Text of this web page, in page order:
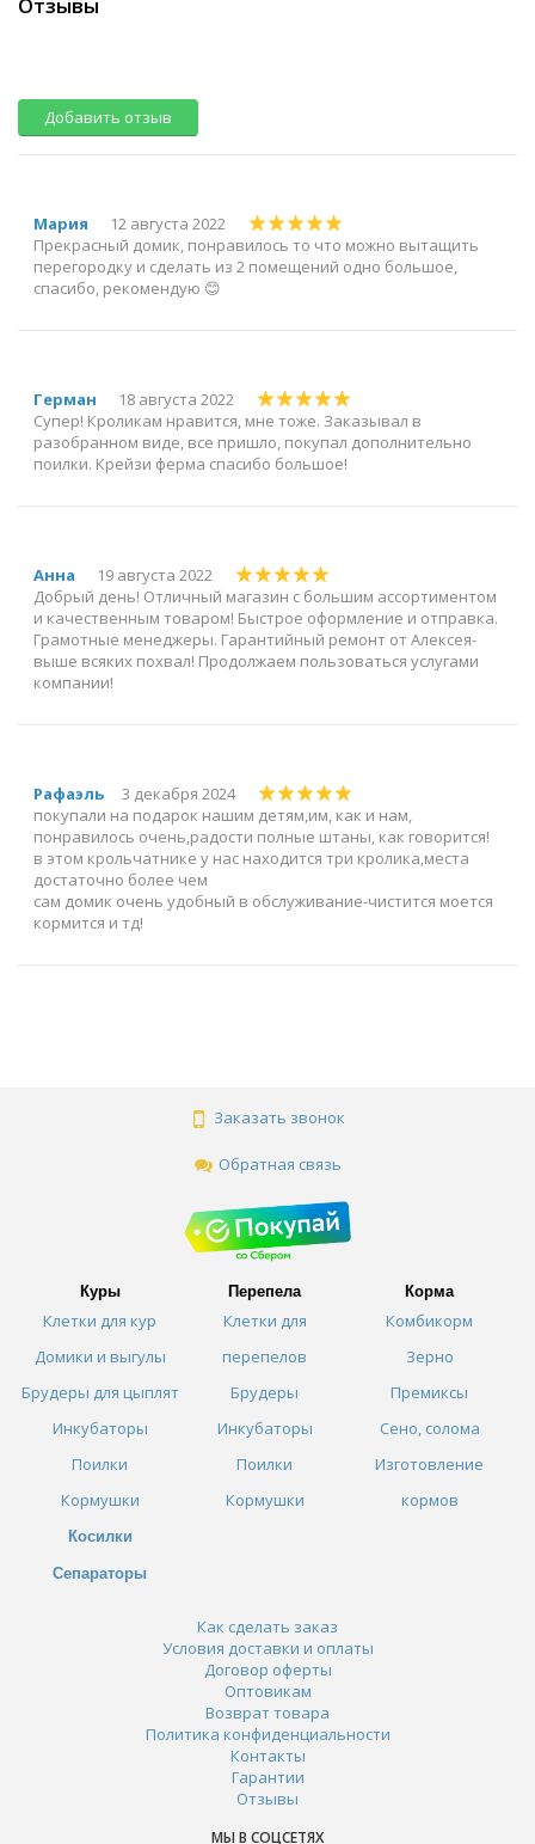
Добавить отзыв
Мария
12 августа 2022
Прекрасный домик, понравилось то что можно вытащить
перегородку и сделать из 2 помещений одно большое,
спасибо, рекомендую 😊
Герман
18 августа 2022
Супер! Кроликам нравится, мне тоже. Заказывал в
разобранном виде, все пришло, покупал дополнительно
поилки. Крейзи ферма спасибо большое!
Анна
19 августа 2022
Добрый день! Отличный магазин с большим ассортиментом
и качественным товаром! Быстрое оформление и отправка.
Грамотные менеджеры. Гарантийный ремонт от Алексея-
выше всяких похвал! Продолжаем пользоваться услугами
компании!
Рафаэль
3 декабря 2024
покупали на подарок нашим детям,им, как и нам,
понравилось очень,радости полные штаны, как говорится!
в этом крольчатнике у нас находится три кролика,места
достаточно более чем
сам домик очень удобный в обслуживание-чистится моется
кормится и тд!
Заказать звонок
Обратная связь
Куры
Клетки для кур
Домики и выгулы
Брудеры для цыплят
Инкубаторы
Поилки
Кормушки
Косилки
Сепараторы
Перепела
Клетки для
перепелов
Брудеры
Инкубаторы
Поилки
Кормушки
Корма
Комбикорм
Зерно
Премиксы
Сено, солома
Изготовление
кормов
Как сделать заказ
Условия доставки и оплаты
Договор оферты
Оптовикам
Возврат товара
Политика конфиденциальности
Контакты
Гарантии
Отзывы
МЫ В СОЦСЕТЯХ